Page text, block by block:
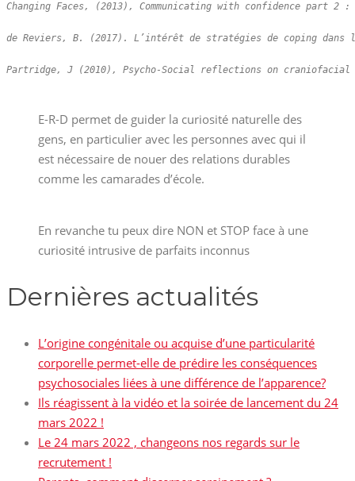
Changing Faces, (2013), Communicating with confidence part 2
de Reviers, B. (2017). L’intérêt de stratégies de coping dans
Partridge, J (2010), Psycho-Social reflections on craniofacial
E-R-D permet de guider la curiosité naturelle des
gens, en particulier avec les personnes avec qui il
est nécessaire de nouer des relations durables
comme les camarades d’école.
En revanche tu peux dire NON et STOP face à une
curiosité intrusive de parfaits inconnus
Dernières actualités
L’origine congénitale ou acquise d’une particularité
corporelle permet-elle de prédire les conséquences
psychosociales liées à une différence de l’apparence?
Ils réagissent à la vidéo et la soirée de lancement du 24
mars 2022 !
Le 24 mars 2022 , changeons nos regards sur le
recrutement !